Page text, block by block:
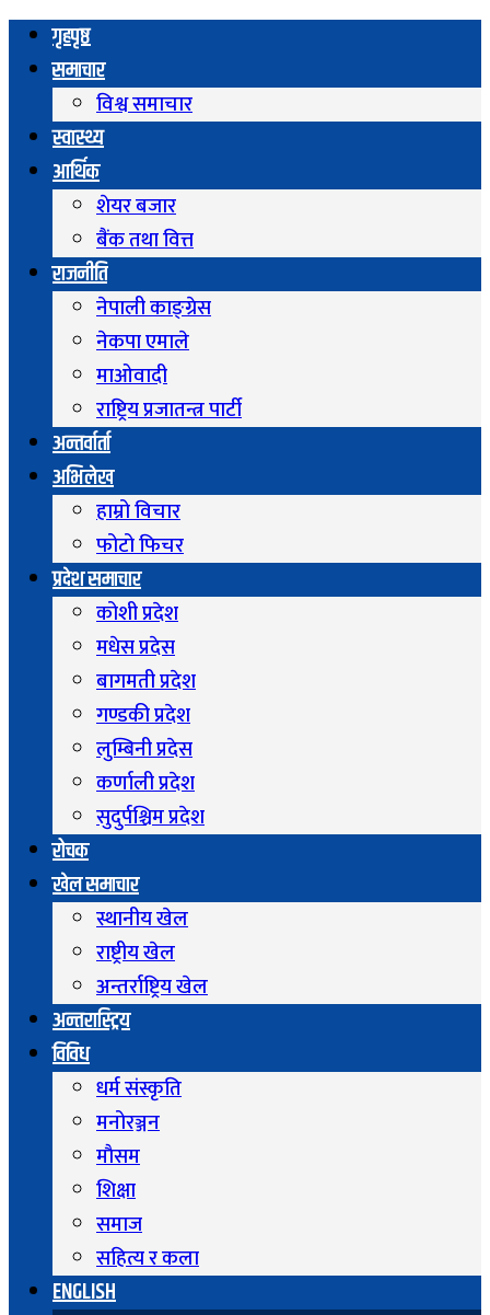
गृहपृष्ठ
समाचार
विश्व समाचार
स्वास्थ्य
आर्थिक
शेयर बजार
बैंक तथा वित्त
राजनीति
नेपाली काङ्ग्रेस
नेकपा एमाले
माओवादी
राष्ट्रिय प्रजातन्त्र पार्टी
अन्तर्वार्ता
अभिलेख
हाम्रो विचार
फोटो फिचर
प्रदेश समाचार
कोशी प्रदेश
मधेस प्रदेस
बागमती प्रदेश
गण्डकी प्रदेश
लुम्बिनी प्रदेस
कर्णाली प्रदेश
सुदुर्पश्चिम प्रदेश
रोचक
खेल समाचार
स्थानीय खेल
राष्ट्रीय खेल
अन्तर्राष्ट्रिय खेल
अन्तरास्ट्रिय
विविध
धर्म संस्कृति
मनोरञ्जन
माैसम
शिक्षा
समाज
सहित्य र कला
ENGLISH